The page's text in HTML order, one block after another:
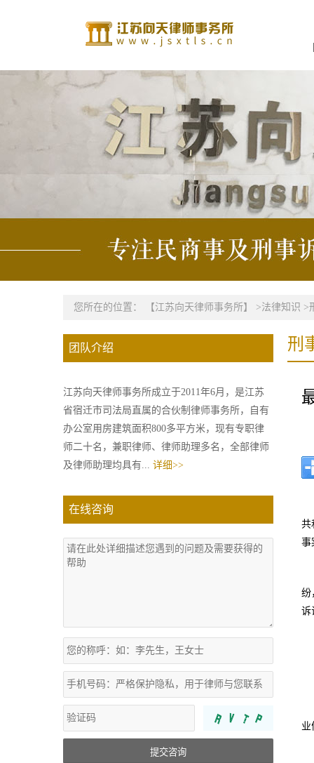
您所在的位置： 【江苏向天律师事务所】 >法律知识 >
团队介绍
江苏向天律师事务所成立于2011年6月，是江苏
省宿迁市司法局直属的合伙制律师事务所，自有
办公室用房建筑面积800多平方米，现有专职律
师二十名，兼职律师、律师助理多名，全部律师
及律师助理均具有... 详细>>
在线咨询
提交咨询
刑
共
事
纷
诉
业